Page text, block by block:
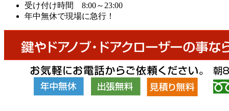
受け付け時間 8:00～23:00
年中無休で現場に急行！